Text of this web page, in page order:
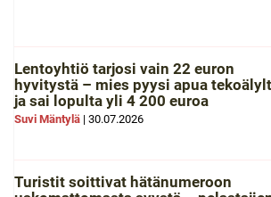
Lentoyhtiö tarjosi vain 22 euron
hyvitystä – mies pyysi apua
ja sai lopulta yli 4 200 euroa
Suvi Mäntylä | 30.07.2026
Turistit soittivat hätänumeroon